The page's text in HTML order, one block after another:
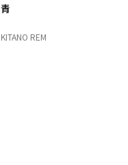
青
KITANO REM